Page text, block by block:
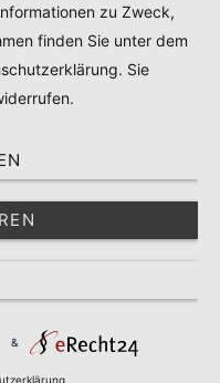
zu Zweck,
finden Sie unter dem
Sie
&